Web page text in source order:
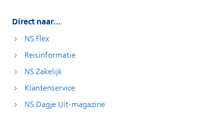
Direct naar...
NS Flex
Reisinformatie
NS Zakelijk
Klantenservice
NS Dagje Uit-magazine